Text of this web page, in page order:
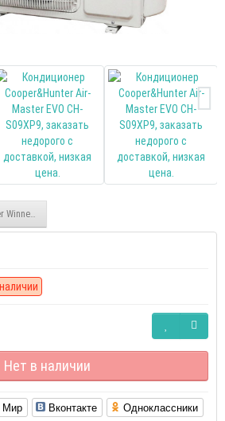
CH-S24FTX5 inverter
Нет в наличии
Вконтакте Одноклассники